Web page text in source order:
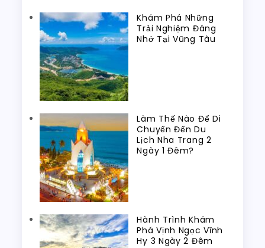
Khám Phá Những
Trải Nghiệm Đáng
Nhớ Tại Vũng Tàu
Làm Thế Nào Để Di
Chuyển Đến Du
Lịch Nha Trang 2
Ngày 1 Đêm?
Hành Trình Khám
Phá Vịnh Ngọc Vĩnh
Hy 3 Ngày 2 Đêm